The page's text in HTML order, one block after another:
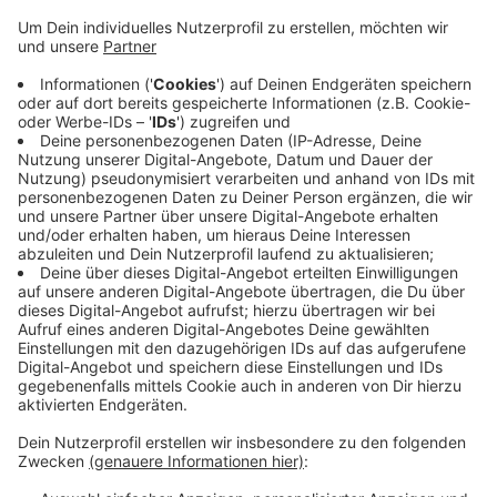
Anzeige
So geht es aus dem „Überstunden-Monitor“ vom
Pestel-Institut hervor. Allein 31.000 Überstunden
wurden in der Gastro geleistet, sagt die Gewerkschaft
Nahrung-Genuss-Gaststätten. Die Mitarbeiter aus
Hotels, Restaurants und Gaststätten hätten ihren
Arbeitgebern davon 21.000 Stunden quasi geschenkt,
diese Arbeitsstunden sind also ohne Bezahlung
erfolgt. Grund sei vor allem der massive
Fachkräftemangel.
Anzeige